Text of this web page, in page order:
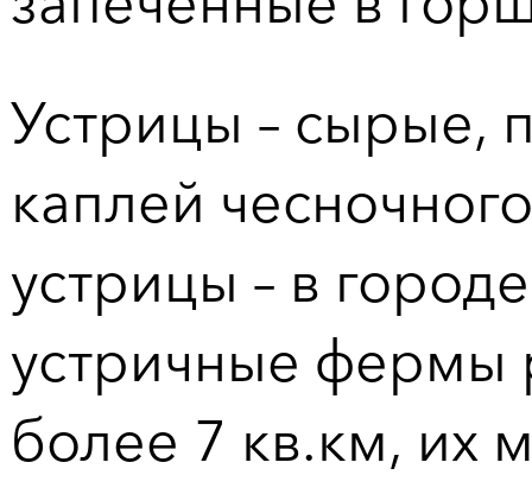
Устрицы – сырые,
каплей
устрицы – в
устричные фермы
более 7 кв.км, их